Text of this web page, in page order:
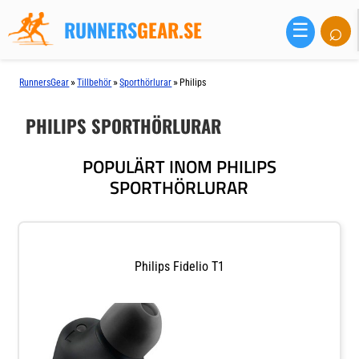
RUNNERSGEAR.SE ☰ ⌕
RunnersGear »Tillbehör »Sporthörlurar » Philips
PHILIPS SPORTHÖRLURAR
POPULÄRT INOM PHILIPS
SPORTHÖRLURAR
Philips Fidelio T1